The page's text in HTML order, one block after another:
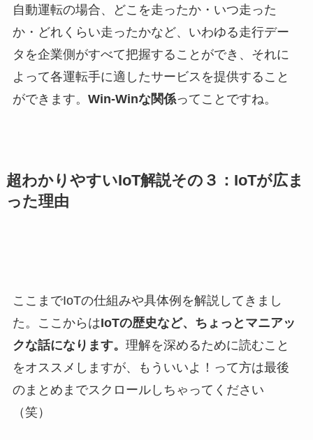
自動運転の場合、どこを走ったか・いつ走った
か・どれくらい走ったかなど、いわゆる走行デー
タを企業側がすべて把握することができ、それに
よって各運転手に適したサービスを提供すること
ができます。 Win-Winな関係ってことですね。
超わかりやすいIoT解説その３：IoTが広ま
った理由
ここまでIoTの仕組みや具体例を解説してきまし
た。ここからはIoTの歴史など、ちょっとマニアッ
クな話になります。 理解を深めるために読むこと
をオススメしますが、もういいよ！って方は最後
のまとめまでスクロールしちゃってください
（笑）